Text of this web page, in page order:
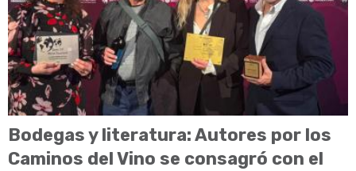
Bodegas y literatura: Autores por los
Caminos del Vino se consagró con el